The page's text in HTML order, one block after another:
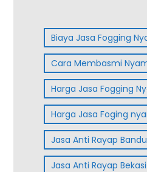
Biaya Jasa Fogging
Cara Membasmi
Harga Jasa Fogging
Harga Jasa Foging
Jasa Anti Rayap
Jasa Anti Rayap Bekasi